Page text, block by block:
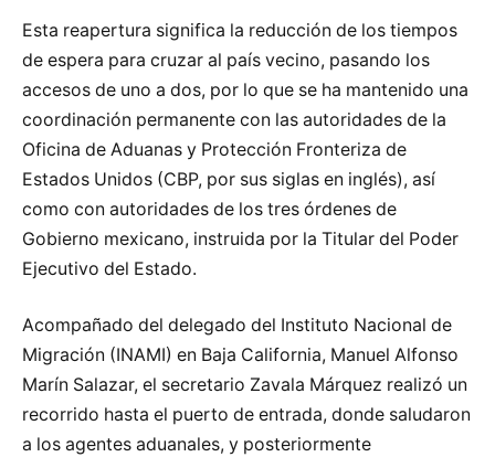
Esta reapertura significa la reducción de los tiempos
de espera para cruzar al país vecino, pasando los
accesos de uno a dos, por lo que se ha mantenido una
coordinación permanente con las autoridades de la
Oficina de Aduanas y Protección Fronteriza de
Estados Unidos (CBP, por sus siglas en inglés), así
como con autoridades de los tres órdenes de
Gobierno mexicano, instruida por la Titular del Poder
Ejecutivo del Estado.
Acompañado del delegado del Instituto Nacional de
Migración (INAMI) en Baja California, Manuel Alfonso
Marín Salazar, el secretario Zavala Márquez realizó un
recorrido hasta el puerto de entrada, donde saludaron
a los agentes aduanales, y posteriormente